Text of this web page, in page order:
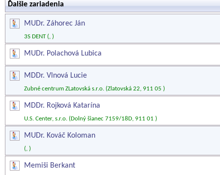
Ďalšie zariadenia
MUDr. Záhorec Ján
3S DENT (, )
MUDr. Polachová Lubica
MDDr. Vlnová Lucie
Zubné centrum ZLatovská s.r.o. (Zlatovská 22, 911 05 )
MDDr. Rojková Katarína
U.S. Center, s.r.o. (Dolný šianec 7159/18D, 911 01 )
MUDr. Kováč Koloman
(, )
Memiši Berkant